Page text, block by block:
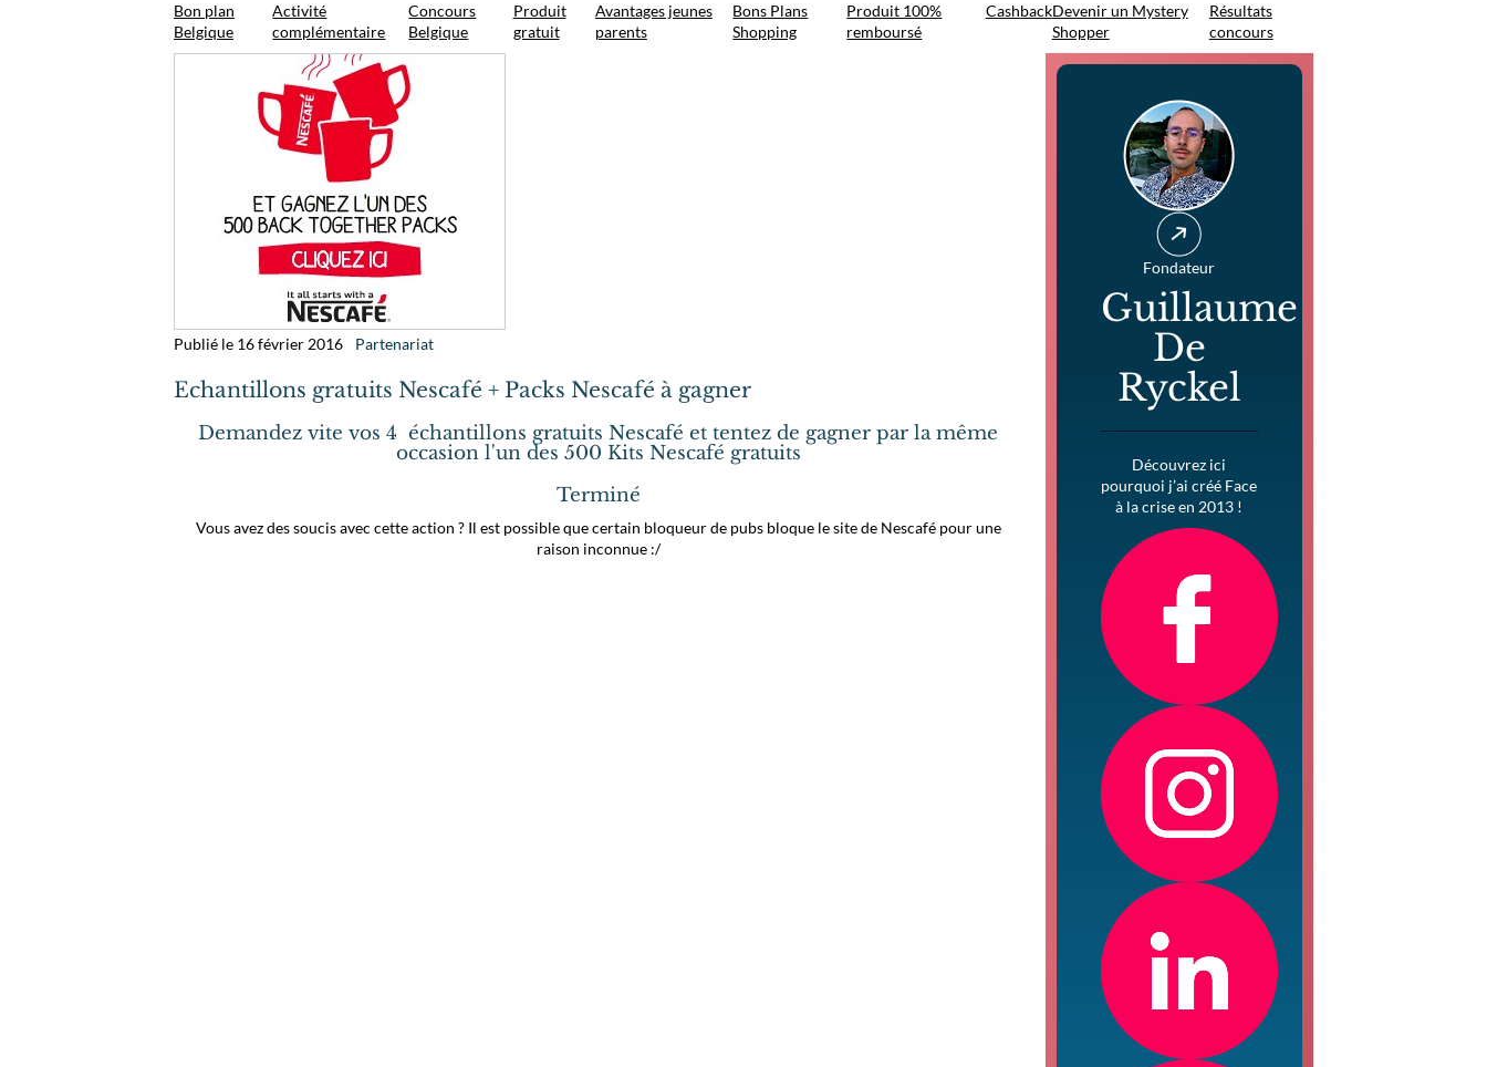
Bon plan
Belgique
Activité
complémentaire
Concours
Belgique
Produit
gratuit
Avantages jeunes
parents
Bons Plans
Shopping
Produit 100%
remboursé
CashbackDevenir un Mystery
Shopper
Résultats
concours
Publié le 16 février 2016 Partenariat
Echantillons gratuits Nescafé + Packs Nescafé à gagner
Demandez vite vos 4 échantillons gratuits Nescafé et tentez de gagner par la même
occasion l'un des 500 Kits Nescafé gratuits
Terminé
Vous avez des soucis avec cette action ? Il est possible que certain bloqueur de pubs bloque le site de Nescafé pour une
raison inconnue :/
Fondateur
Guillaume
De
Ryckel
Découvrez ici
pourquoi j’ai créé Face
à la crise en 2013 !